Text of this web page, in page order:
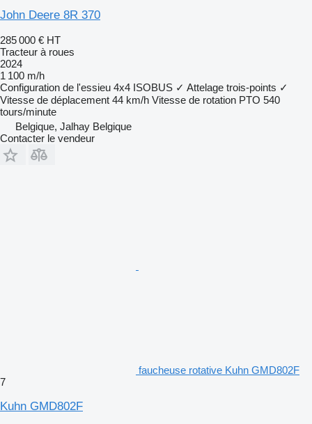
John Deere 8R 370
285 000 € HT
Tracteur à roues
2024
1 100 m/h
Configuration de l'essieu 4x4 ISOBUS ✓ Attelage trois-points ✓
Vitesse de déplacement 44 km/h Vitesse de rotation PTO 540
tours/minute
Belgique, Jalhay Belgique
Contacter le vendeur
faucheuse rotative Kuhn GMD802F
7
Kuhn GMD802F